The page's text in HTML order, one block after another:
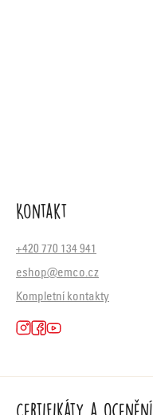
Kontakt
+420 770 134 941
eshop@emco.cz
Kompletní kontakty
Certifikáty a ocenění